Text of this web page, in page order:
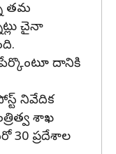
తమ
చైనా
దానికి
నివేదిక
శాఖ
30 ప్రదేశాల